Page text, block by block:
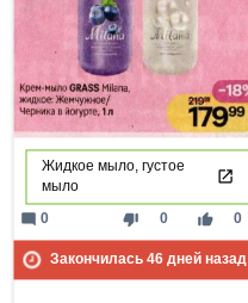
Жидкое мыло, густое
мыло
thumb_down 0 thumb_up 0
mode_comment 0
Закончилась 46дней назад